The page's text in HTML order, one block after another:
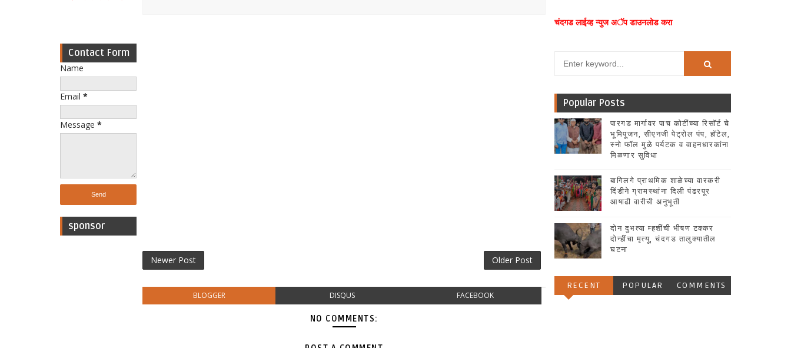
Contact Form
Name
Email *
Message *
sponsor
Newer Post Older Post
BLOGGER DISQUS FACEBOOK
NO COMMENTS:
चंदगड लाईव्ह न्युज अॅप डाउनलोड करा
Popular Posts
पारगड मार्गावर पाच कोटींच्या रिसॉर्ट चे
भूमिपूजन, सीएनजी पेट्रोल पंप, हॉटेल,
स्नो फॉल मुळे पर्यटक व वाहनधारकांना
मिळणार सुविधा
बागिलगे प्राथमिक शाळेच्या वारकरी
दिंडीने ग्रामस्थांना दिली पंढरपूर
आषाढी वारीची अनुभूती
दोन दुभत्या म्हशींची भीषण टक्कर
दोन्हींचा मृत्यू, चंदगड तालुक्यातील
घटना
RECENT POPULAR COMMENTS